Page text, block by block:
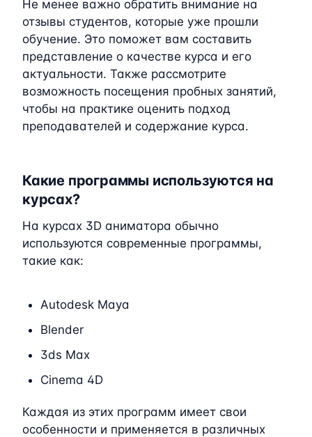
Не менее важно обратить внимание на
отзывы студентов, которые уже прошли
обучение. Это поможет вам составить
представление о качестве курса и его
актуальности. Также рассмотрите
возможность посещения пробных занятий,
чтобы на практике оценить подход
преподавателей и содержание курса.
Какие программы используются на
курсах?
На курсах 3D аниматора обычно
используются современные программы,
такие как:
Autodesk Maya
Blender
3ds Max
Cinema 4D
Каждая из этих программ имеет свои
особенности и применяется в различных